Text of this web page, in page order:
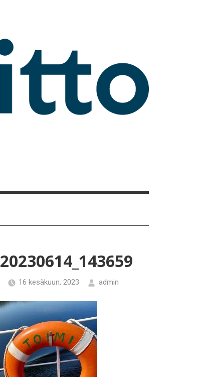
20230614_143659
16 kesäkuun, 2023 admin